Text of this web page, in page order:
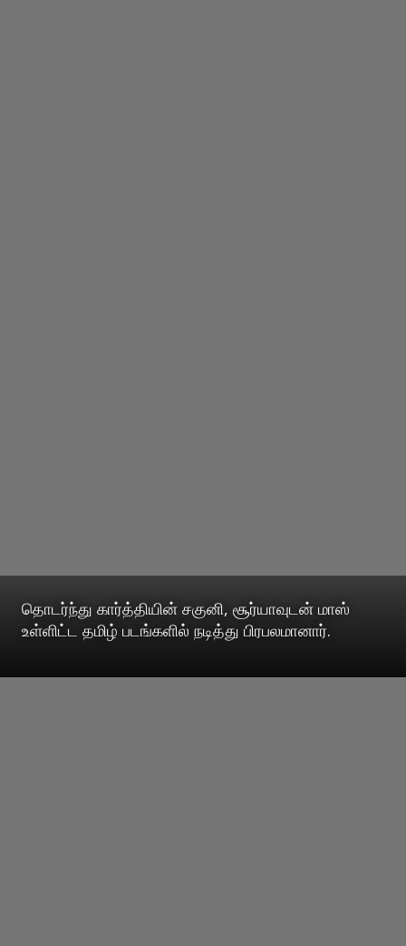
தொடர்ந்து கார்த்தியின் சகுனி, சூர்யாவுடன் மாஸ்
உள்ளிட்ட தமிழ் படங்களில் நடித்து பிரபலமானார்.